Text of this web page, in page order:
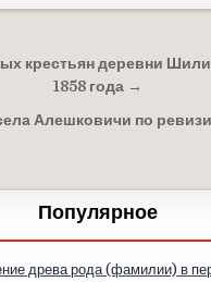
по записям
крестьян деревни
1858 года →
Алешковичи по
Популярное
древа рода (фамилии) в